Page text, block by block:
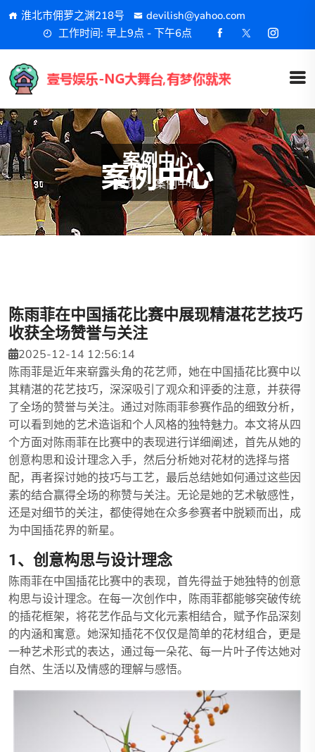
淮北市佣萝之渊218号
devilish@yahoo.com
工作时间: 早上9点 - 下午6点
案例中心
首页 案例中心
陈雨菲在中国插花比赛中展现精湛花艺技巧
收获全场赞誉与关注
2025-12-14 12:56:14
陈雨菲是近年来崭露头角的花艺师，她在中国插花比赛中以
其精湛的花艺技巧，深深吸引了观众和评委的注意，并获得
了全场的赞誉与关注。通过对陈雨菲参赛作品的细致分析，
可以看到她的艺术造诣和个人风格的独特魅力。本文将从四
个方面对陈雨菲在比赛中的表现进行详细阐述，首先从她的
创意构思和设计理念入手，然后分析她对花材的选择与搭
配，再者探讨她的技巧与工艺，最后总结她如何通过这些因
素的结合赢得全场的称赞与关注。无论是她的艺术敏感性，
还是对细节的关注，都使得她在众多参赛者中脱颖而出，成
为中国插花界的新星。
1、创意构思与设计理念
陈雨菲在中国插花比赛中的表现，首先得益于她独特的创意
构思与设计理念。在每一次创作中，陈雨菲都能够突破传统
的插花框架，将花艺作品与文化元素相结合，赋予作品深刻
的内涵和寓意。她深知插花不仅仅是简单的花材组合，更是
一种艺术形式的表达，通过每一朵花、每一片叶子传达她对
自然、生活以及情感的理解与感悟。